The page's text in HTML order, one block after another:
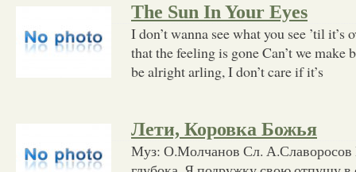
The Sun In Your Eyes
I don’t wanna see what you see ’til it’s
that the feeling is gone Can’t we
be alright arling, I don’t care if it’s
Лети, Коровка Божья
Муз: О.Молчанов Сл. А.Славоросов